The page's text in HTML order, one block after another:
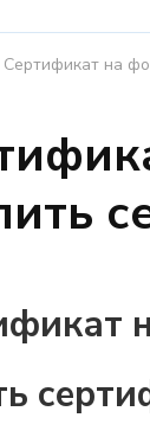
Сертификат на